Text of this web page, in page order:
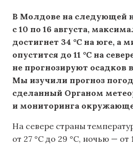
В Молдове на следующей
с 10 по 16 августа,
достигнет 34 °C на юге, а
опустится до 11 °C на
не прогнозируют осадков
Мы изучили прогноз
сделанный Органом
и мониторинга
На севере страны
от 27 °C до 29 °C, ночью — от